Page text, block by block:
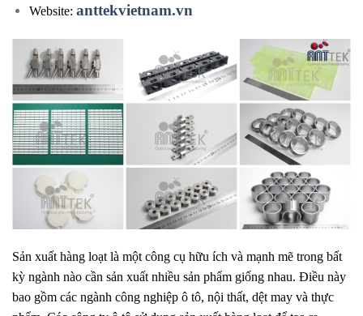
Website: anttekvietnam.vn
Sản xuất hàng loạt là một công cụ hữu ích và mạnh mẽ trong bất
kỳ ngành nào cần sản xuất nhiều sản phẩm giống nhau. Điều này
bao gồm các ngành công nghiệp ô tô, nội thất, dệt may và thực